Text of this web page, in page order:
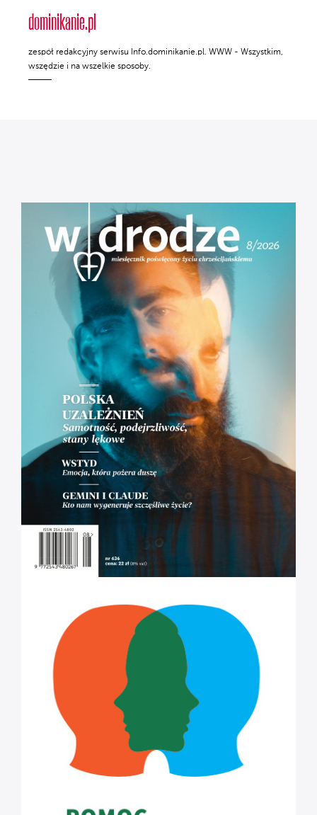
dominikanie.pl
zespół redakcyjny serwisu Info.dominikanie.pl. WWW - Wszystkim,
wszędzie i na wszelkie sposoby.